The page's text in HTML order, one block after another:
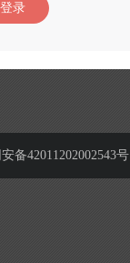
登录
备42011202002543号